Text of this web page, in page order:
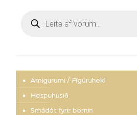
search
Amigurumi / Fígúruhekl
Hespuhúsið
Smádót fyrir börnin